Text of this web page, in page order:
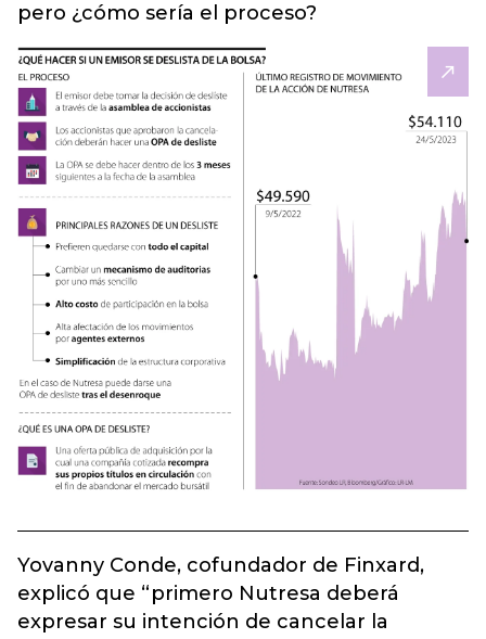
pero ¿cómo sería el proceso?
Yovanny Conde, cofundador de Finxard,
explicó que “primero Nutresa deberá
expresar su intención de cancelar la